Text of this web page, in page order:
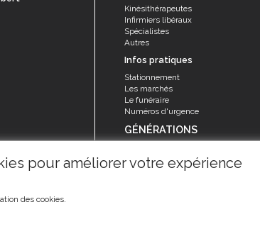
pour améliorer votre expérience
des cookies.
Kinésithérapeutes
Infirmiers libéraux
Spécialistes
Autres
Infos pratiques
Stationnement
Les marchés
Le funéraire
Numéros d'urgence
GÉNÉRATIONS
Animations et activités